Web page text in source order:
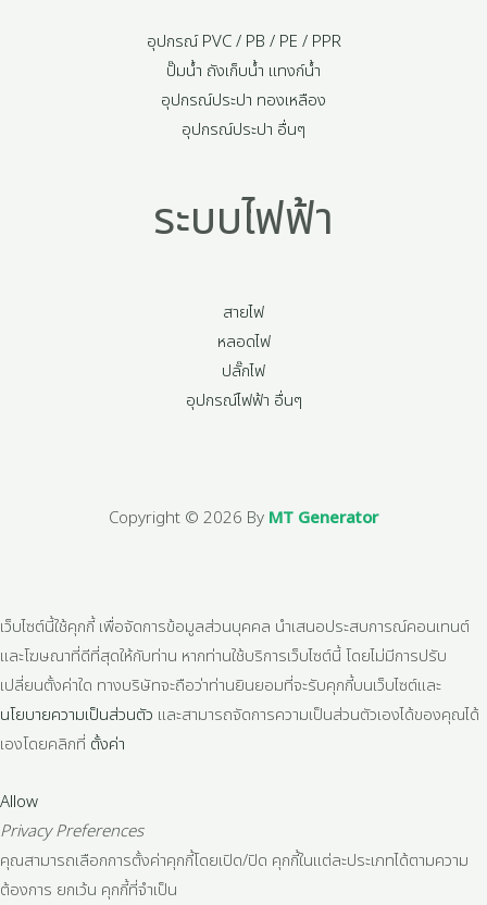
อุปกรณ์ PVC / PB / PE / PPR
ปั๊มน้ำ ถังเก็บน้ำ แทงก์น้ำ
อุปกรณ์ประปา ทองเหลือง
อุปกรณ์ประปา อื่นๆ
ระบบไฟฟ้า
สายไฟ
หลอดไฟ
ปลั๊กไฟ
อุปกรณ์ไฟฟ้า อื่นๆ
Copyright © 2026 By MT Generator
เว็บไซต์นี้ใช้คุกกี้ เพื่อจัดการข้อมูลส่วนบุคคล นำเสนอประสบการณ์คอนเทนต์
และโฆษณาที่ดีที่สุดให้กับท่าน หากท่านใช้บริการเว็บไซต์นี้ โดยไม่มีการปรับ
เปลี่ยนตั้งค่าใด ทางบริษัทจะถือว่าท่านยินยอมที่จะรับคุกกี้บนเว็บไซต์และ
นโยบายความเป็นส่วนตัว และสามารถจัดการความเป็นส่วนตัวเองได้ของคุณได้
เองโดยคลิกที่ ตั้งค่า
Allow
Privacy Preferences
คุณสามารถเลือกการตั้งค่าคุกกี้โดยเปิด/ปิด คุกกี้ในแต่ละประเภทได้ตามความ
ต้องการ ยกเว้น คุกกี้ที่จำเป็น